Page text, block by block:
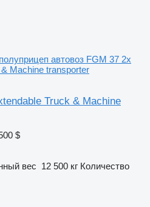
полуприцеп автовоз FGM 37 2x
Machine transporter
Truck & Machine
$
вес 12 500 кг Количество